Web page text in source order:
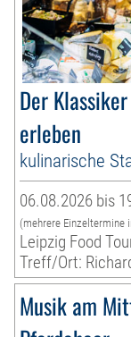
Der
erleben
kulinarische
06.08.2026 bis
(mehrere Einzeltermine
Leipzig Food
Treff/Ort:
Musik am